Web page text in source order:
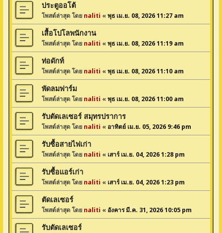
ประตูออโต้
โพสต์ล่าสุด โดย naliti «พุธ เม.ย. 08, 2026 11:27 am
เสื้อโปโลพนักงาน
โพสต์ล่าสุด โดย naliti «พุธ เม.ย. 08, 2026 11:19 am
ท่อดักท์
โพสต์ล่าสุด โดย naliti «พุธ เม.ย. 08, 2026 11:10 am
พัดลมฟาร์ม
โพสต์ล่าสุด โดย naliti «พุธ เม.ย. 08, 2026 11:00 am
รับตัดเลเซอร์ สมุทรปราการ
โพสต์ล่าสุด โดย naliti « อาทิตย์ เม.ย. 05, 2026 9:46 pm
รับซื้อสายไฟเก่า
โพสต์ล่าสุด โดย naliti « เสาร์ เม.ย. 04, 2026 1:28 pm
รับซื้อแอร์เก่า
โพสต์ล่าสุด โดย naliti « เสาร์ เม.ย. 04, 2026 1:23 pm
ตัดเลเซอร์
โพสต์ล่าสุด โดย naliti « อังคาร มี.ค. 31, 2026 10:05 pm
รับตัดเลเซอร์